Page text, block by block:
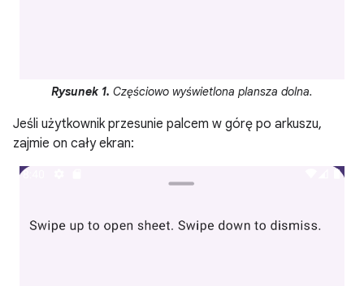
Rysunek 1. Częściowo wyświetlona plansza dolna.
Jeśli użytkownik przesunie palcem w górę po arkuszu,
zajmie on cały ekran: